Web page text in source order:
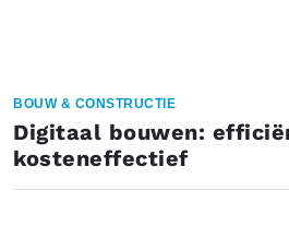
BOUW & CONSTRUCTIE
Digitaal bouwen:
kosteneffectief